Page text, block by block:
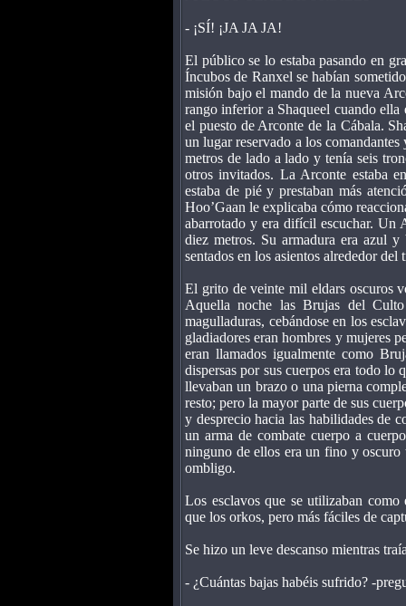
- ¡SÍ! ¡JA JA JA!
El público se lo estaba pasando en
Íncubos de Ranxel se habían
misión bajo el mando de la nueva
rango inferior a Shaqueel cuando
el puesto de Arconte de la Cábala.
un lugar reservado a los
metros de lado a lado y tenía seis
otros invitados. La Arconte estaba
estaba de pié y prestaban más
Hoo’Gaan le explicaba cómo
abarrotado y era difícil escuchar. Un
diez metros. Su armadura era azul
sentados en los asientos alrededor
El grito de veinte mil eldars oscuros
Aquella noche las Brujas del
magulladuras, cebándose en los
gladiadores eran hombres y mujeres
eran llamados igualmente como
dispersas por sus cuerpos era todo lo
llevaban un brazo o una pierna
resto; pero la mayor parte de sus
y desprecio hacia las habilidades de
un arma de combate cuerpo a
ninguno de ellos era un fino y oscuro
ombligo.
Los esclavos que se utilizaban
que los orkos, pero más fáciles de
Se hizo un leve descanso mientras
- ¿Cuántas bajas habéis sufrido? -